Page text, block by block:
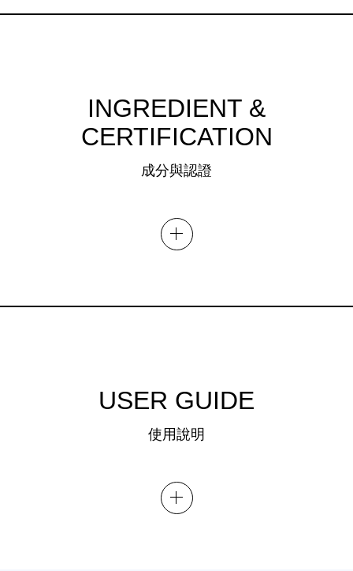
INGREDIENT &
CERTIFICATION
成分與認證
USER GUIDE
使用說明